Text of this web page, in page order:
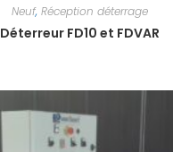
Neuf, Réception déterrage
Déterreur FD10 et FDVAR